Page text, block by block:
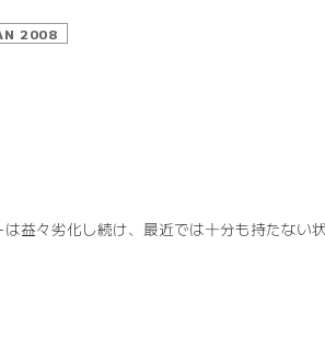
2008
益々劣化し続け、最近では十分も持たない